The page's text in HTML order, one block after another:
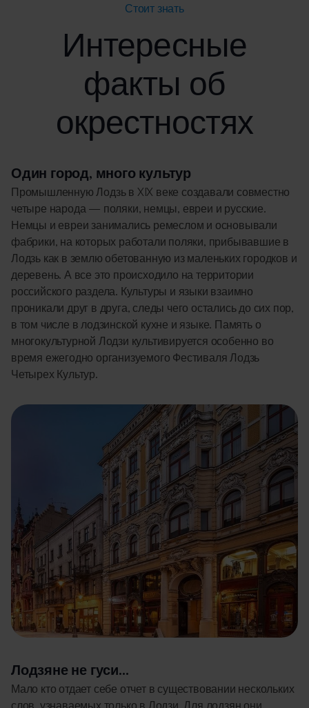
Стоит знать
Интересные
факты об
окрестностях
Один город, много культур
Промышленную Лодзь в XIX веке создавали совместно
четыре народа — поляки, немцы, евреи и русские.
Немцы и евреи занимались ремеслом и основывали
фабрики, на которых работали поляки, прибывавшие в
Лодзь как в землю обетованную из маленьких городков и
деревень. А все это происходило на территории
российского раздела. Культуры и языки взаимно
проникали друг в друга, следы чего остались до сих пор,
в том числе в лодзинской кухне и языке. Память о
многокультурной Лодзи культивируется особенно во
время ежегодно организуемого Фестиваля Лодзь
Четырех Культур.
Лодзяне не гуси…
Мало кто отдает себе отчет в существовании нескольких